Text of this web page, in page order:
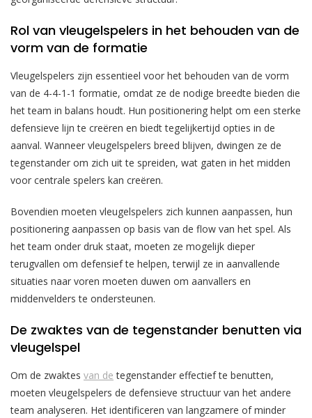
Rol van vleugelspelers in het behouden van de
vorm van de formatie
Vleugelspelers zijn essentieel voor het behouden van de vorm
van de 4-4-1-1 formatie, omdat ze de nodige breedte bieden die
het team in balans houdt. Hun positionering helpt om een sterke
defensieve lijn te creëren en biedt tegelijkertijd opties in de
aanval. Wanneer vleugelspelers breed blijven, dwingen ze de
tegenstander om zich uit te spreiden, wat gaten in het midden
voor centrale spelers kan creëren.
Bovendien moeten vleugelspelers zich kunnen aanpassen, hun
positionering aanpassen op basis van de flow van het spel. Als
het team onder druk staat, moeten ze mogelijk dieper
terugvallen om defensief te helpen, terwijl ze in aanvallende
situaties naar voren moeten duwen om aanvallers en
middenvelders te ondersteunen.
De zwaktes van de tegenstander benutten via
vleugelspel
Om de zwaktes van de tegenstander effectief te benutten,
moeten vleugelspelers de defensieve structuur van het andere
team analyseren. Het identificeren van langzamere of minder